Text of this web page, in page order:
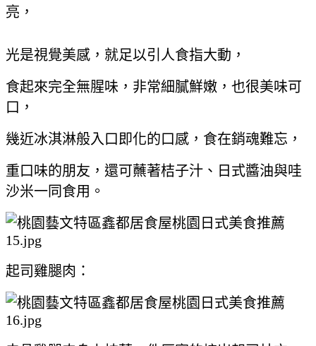
亮，
光是視覺美感，就足以引人食指大動，
食起來完全無腥味，非常細膩鮮嫩，也很美味可
口，
幾近冰淇淋般入口即化的口感，食在銷魂難忘，
重口味的朋友，還可蘸著桔子汁、日式醬油與哇
沙米一同食用。
起司雞腿肉：